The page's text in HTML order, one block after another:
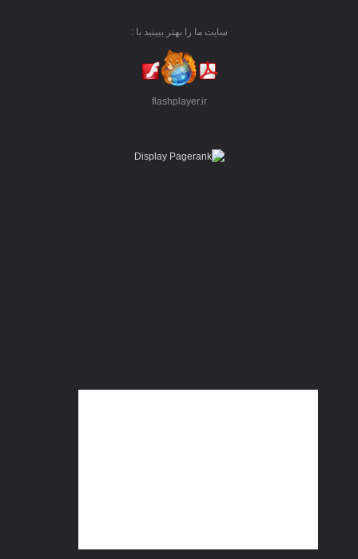
سایت ما را بهتر ببینید با :
flashplayer.ir